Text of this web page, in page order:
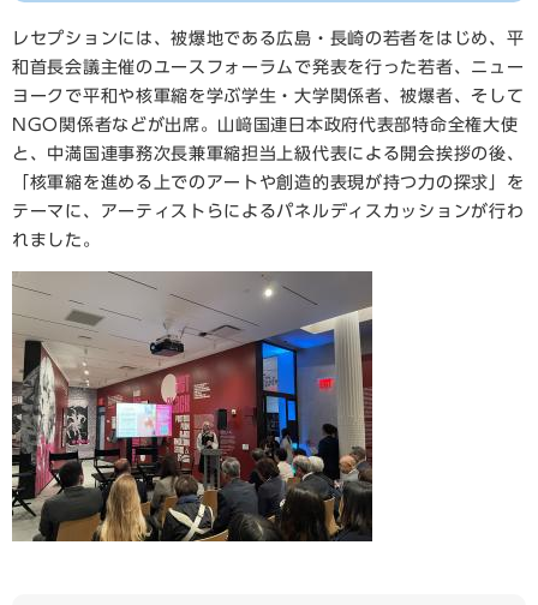
​​レセプションには、被爆地である広島・長崎の若者をはじめ、平
和首長会議主催のユースフォーラムで発表を行った若者、ニュー
ヨークで平和や核軍縮を学ぶ学生・大学関係者、被爆者、そして
NGO関係者などが出席。山﨑国連日本政府代表部特命全権大使
と、中満国連事務次長兼軍縮担当上級代表による開会挨拶の後、
「核軍縮を進める上でのアートや創造的表現が持つ力の探求」を
テーマに、アーティストらによるパネルディスカッションが行わ
れました。